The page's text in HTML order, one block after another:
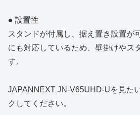
● 設置性
スタンドが付属し、据え置き設置が
にも対応しているため、壁掛けやス
す。
JAPANNEXT JN-V65UHD-Uを見た
クしてください。